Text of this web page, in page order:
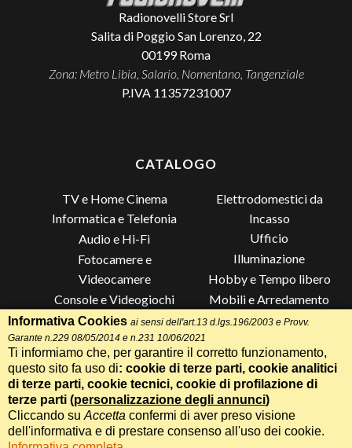
Radionovelli Store Srl
Salita di Poggio San Lorenzo, 22
00199 Roma
Zona: Metro Libia, Salario, Nomentano, Tangenziale
P.IVA 11357231007
CATALOGO
TV e Home Cinema
Informatica e Telefonia
Audio e Hi-Fi
Fotocamere e
Videocamere
Console e Videogiochi
Piccoli Elettrodomestici
Grandi Elettrodomestici e
Climatizzazione
Elettrodomestici da
Incasso
Ufficio
Illuminazione
Hobby e Tempo libero
Mobili e Arredamento
Lista di Nozze
Termini e Condizioni-Privacy Cookie
Whatsapp Chiama
Speciale 70 Anni Radionovelli T
Informativa Cookies ai sensi dell'art.13 d.lgs.196/2003 e Provv.
Garante n.229 08/05/2014 e n.231 10/06/2021
Ti informiamo che, per garantire il corretto funzionamento,
questo sito fa uso di: cookie di terze parti, cookie analitici
di terze parti, cookie tecnici, cookie di profilazione di
terze parti (personalizzazione degli annunci)
Cliccando su Accetta confermi di aver preso visione
dell'informativa e di prestare consenso all'uso dei cookie.